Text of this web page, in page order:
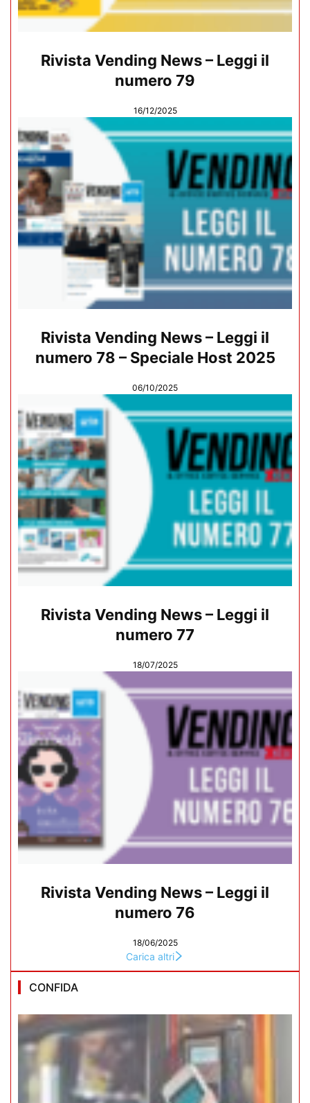
Rivista Vending News – Leggi il
numero 79
16/12/2025
Rivista Vending News – Leggi il
numero 78 – Speciale Host 2025
06/10/2025
Rivista Vending News – Leggi il
numero 77
18/07/2025
Rivista Vending News – Leggi il
numero 76
18/06/2025
Carica altri
CONFIDA